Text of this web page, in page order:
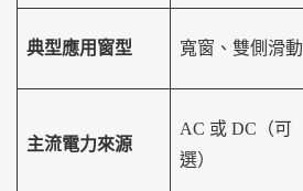
典型應用窗型 寬窗、雙側滑動
主流電力來源
AC 或 DC（可
選）